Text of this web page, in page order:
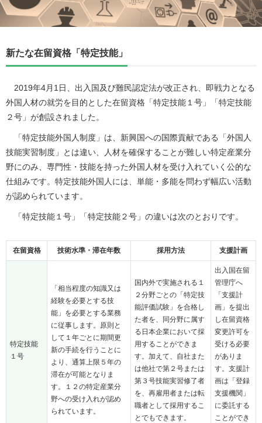
新たな在留資格「特定技能」
2019年4月1日、出入国及び難民認定法が改正され、即戦力となる
外国人材の就労を目的とした在留資格「特定技能１号」「特定技能
２号」が創設されました。
「特定技能外国人制度」は、新興国への国際貢献である「外国人
技能実習制度」とは違い、人材を確保することが難しい特定産業分
野にのみ、専門性・技能を持った外国人材を受け入れていく公的な
仕組みです。特定技能外国人には、単能・多能を問わず幅広い活動
が認められています。
「特定技能１号」「特定技能２号」の違いは次のとおりです。
在留資格 技術水準・滞在年数 採用方法 支援計画
特定技能
１号
「相当程度の知識又は
経験を必要とする技
能」を必要とする業務
に従事します。原則と
して１年ごとに期間更
新の手続を行うことに
より、通算上限５年の
滞在が可能となりま
す。１２の特定産業分
野への受け入れが認め
られています。
国内外で実施される１
２分野ごとの「特定技
能評価試験」を合格し
た者を、同分野に属す
る日本企業において採
用することができま
す。加えて、自社また
は他社で第２号または
第３号技能実習修了者
を、再雇用者または転
職者として採用するこ
とでもできます。
出入国在留
管理庁へ
「支援計
画」を提出
し在留資格
変更許可を
受ける必要
がありま
す。支援計
画は「登録
支援機関」
に委託する
ことができ